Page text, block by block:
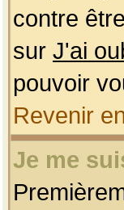
contre
sur J'ai
pouvoir
Revenir
Je me